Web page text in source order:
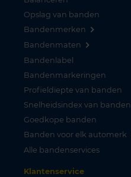
Opslag van banden
Bandenmerken
Bandenmaten
Bandenlabel
Bandenmarkeringen
Profieldiepte van banden
Snelheidsindex van banden
Goedkope banden
Banden voor elk automerk
Alle bandenservices
Klantenservice